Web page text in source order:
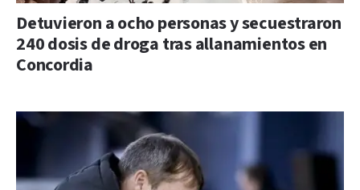
Detuvieron a ocho personas y secuestraron
240 dosis de droga tras allanamientos en
Concordia